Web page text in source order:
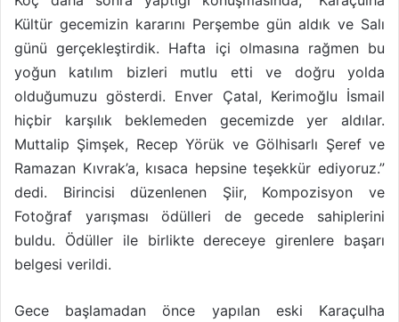
Kültür gecemizin kararını Perşembe gün aldık ve Salı
günü gerçekleştirdik. Hafta içi olmasına rağmen bu
yoğun katılım bizleri mutlu etti ve doğru yolda
olduğumuzu gösterdi. Enver Çatal, Kerimoğlu İsmail
hiçbir karşılık beklemeden gecemizde yer aldılar.
Muttalip Şimşek, Recep Yörük ve Gölhisarlı Şeref ve
Ramazan Kıvrak’a, kısaca hepsine teşekkür ediyoruz.”
dedi. Birincisi düzenlenen Şiir, Kompozisyon ve
Fotoğraf yarışması ödülleri de gecede sahiplerini
buldu. Ödüller ile birlikte dereceye girenlere başarı
belgesi verildi.
Gece başlamadan önce yapılan eski Karaçulha